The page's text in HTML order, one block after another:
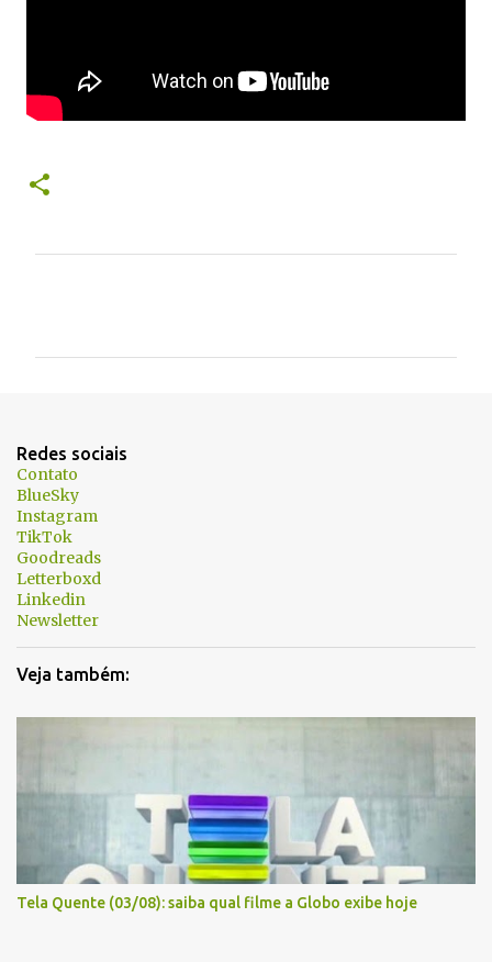
á
r
i
o
s
Redes sociais
Contato
BlueSky
Instagram
TikTok
Goodreads
Letterboxd
Linkedin
Newsletter
Veja também:
Tela Quente (03/08): saiba qual filme a Globo exibe hoje